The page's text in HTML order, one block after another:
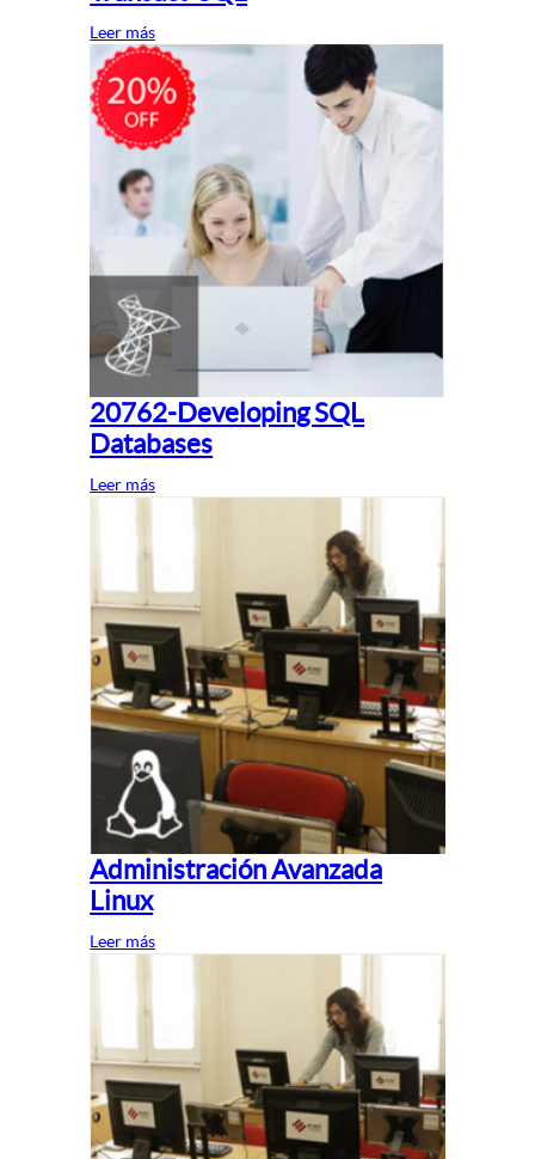
Leer más
20762-Developing SQL
Databases
Leer más
Administración Avanzada
Linux
Leer más